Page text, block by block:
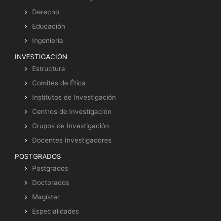
Derecho
Educación
Ingeniería
INVESTIGACIÓN
Estructura
Comités de Ética
Institutos de Investigación
Centros de Investigación
Grupos de Investigación
Docentes Investigadores
POSTGRADOS
Postgrados
Doctorados
Magíster
Especialidades